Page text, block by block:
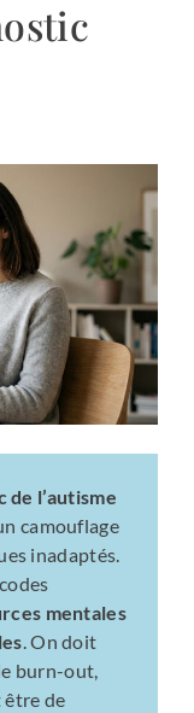
de l’autisme
camouflage
inadaptés.
mentales
. On doit
burn-out,
de